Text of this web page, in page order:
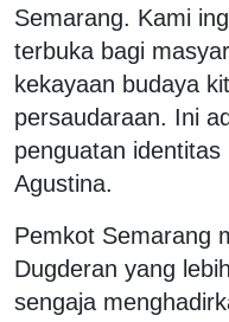
Semarang. Kami
terbuka bagi
kekayaan budaya
persaudaraan. Ini
penguatan
Agustina.
Pemkot Semarang
Dugderan yang
sengaja